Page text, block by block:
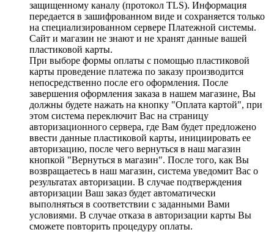
защищенному каналу (протокол TLS). Информация
передается в зашифрованном виде и сохраняется только
на специализированном сервере Платежной системы.
Сайт и магазин не знают и не хранят данные вашей
пластиковой карты.
При выборе формы оплаты с помощью пластиковой
карты проведение платежа по заказу производится
непосредственно после его оформления. После
завершения оформления заказа в нашем магазине, Вы
должны будете нажать на кнопку "Оплата картой", при
этом система переключит Вас на страницу
авторизационного сервера, где Вам будет предложено
ввести данные пластиковой карты, инициировать ее
авторизацию, после чего вернуться в наш магазин
кнопкой "Вернуться в магазин". После того, как Вы
возвращаетесь в наш магазин, система уведомит Вас о
результатах авторизации. В случае подтверждения
авторизации Ваш заказ будет автоматически
выполняться в соответствии с заданными Вами
условиями. В случае отказа в авторизации карты Вы
сможете повторить процедуру оплаты.